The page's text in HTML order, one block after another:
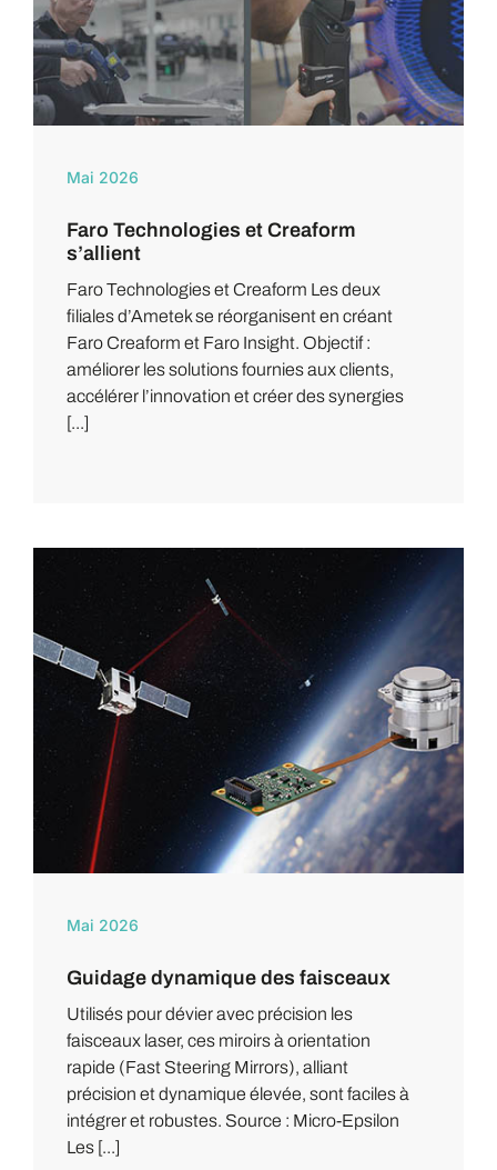
Mai 2026
Faro Technologies et Creaform
s’allient
Faro Technologies et Creaform Les deux
filiales d’Ametek se réorganisent en créant
Faro Creaform et Faro Insight. Objectif :
améliorer les solutions fournies aux clients,
accélérer l’innovation et créer des synergies
[...]
Mai 2026
Guidage dynamique des faisceaux
Utilisés pour dévier avec précision les
faisceaux laser, ces miroirs à orientation
rapide (Fast Steering Mirrors), alliant
précision et dynamique élevée, sont faciles à
intégrer et robustes. Source : Micro-Epsilon
Les [...]